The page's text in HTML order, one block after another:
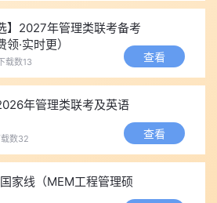
时间已然公布，小伙伴们如果怕自己错
的话，可以
免费预约短信提醒
更多2020MEM考研各科目精华复习备考
。
】2027年管理类联考备考
·实时更）
载数13 查看
年管理类联考及英语
数32 查看
家线（MEM工程管理硕